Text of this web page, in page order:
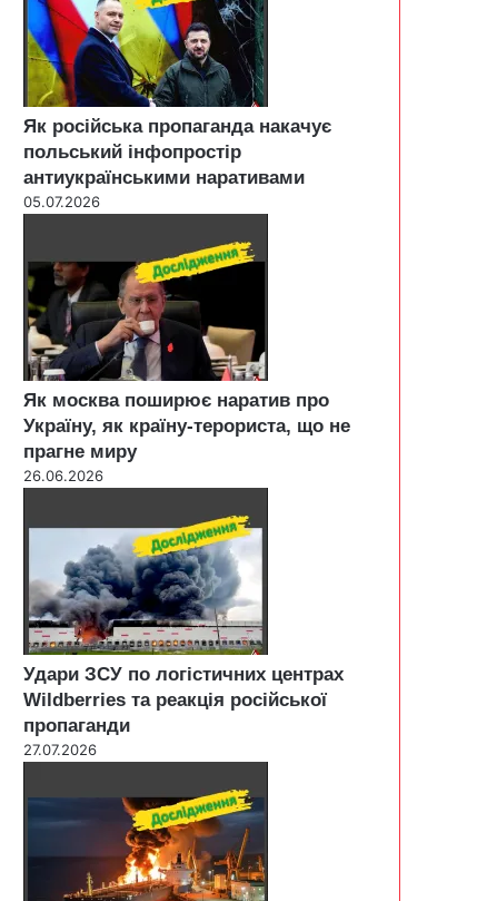
Як російська пропаганда накачує
польський інфопростір
антиукраїнськими наративами
05.07.2026
Як москва поширює наратив про
Україну, як країну-терориста, що не
прагне миру
26.06.2026
Удари ЗСУ по логістичних центрах
Wildberries та реакція російської
пропаганди
27.07.2026